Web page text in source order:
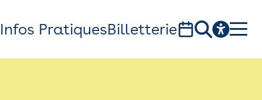
Infos PratiquesBilletterie